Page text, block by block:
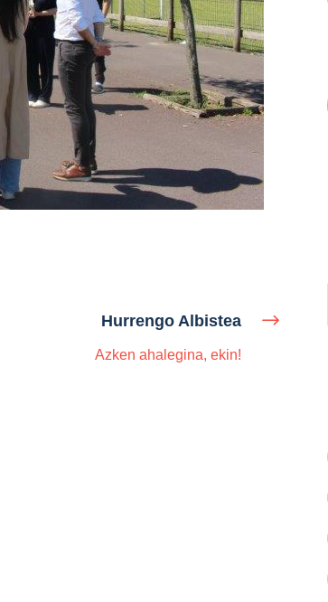
Hurrengo Albistea
Azken ahalegina, ekin!